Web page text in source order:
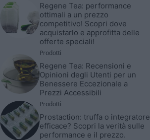
Regene Tea: performance
ottimali a un prezzo
competitivo! Scopri dove
acquistarlo e approfitta delle
offerte speciali!
Prodotti
Regene Tea: Recensioni e
Opinioni degli Utenti per un
Benessere Eccezionale a
Prezzi Accessibili
Prodotti
Prostaction: truffa o integratore
efficace? Scopri la verità sulle
performance e il prezzo.